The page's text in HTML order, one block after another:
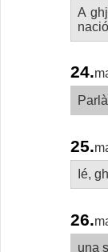
A
24.
25.
Ié,
26.
una